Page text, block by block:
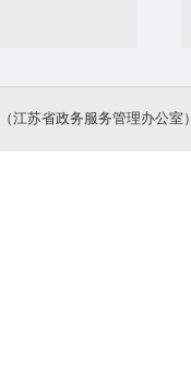
江苏省政务服务管理办公室）